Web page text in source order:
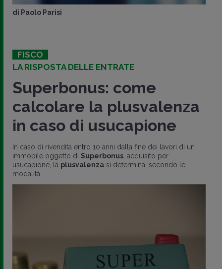
di Paolo Parisi
FISCO
LA RISPOSTA DELLE ENTRATE
Superbonus: come
calcolare la plusvalenza
in caso di usucapione
In caso di rivendita entro 10 anni dalla fine dei lavori di un
immobile oggetto di Superbonus, acquisito per
usucapione, la plusvalenza si determina, secondo le
modalità..